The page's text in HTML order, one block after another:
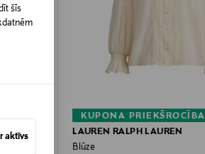
šīs
aktīvs
KUPONA PRIEKŠROCĪBA
LAUREN RALPH LAUREN
Blūze